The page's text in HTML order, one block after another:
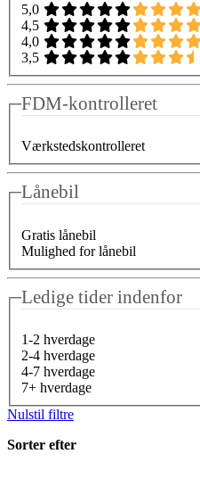
5,0
4,5
4,0
3,5
FDM-kontrolleret
Værkstedskontrolleret
Lånebil
Gratis lånebil
Mulighed for lånebil
Ledige tider indenfor
1-2 hverdage
2-4 hverdage
4-7 hverdage
7+ hverdage
Nulstil filtre
Sorter efter